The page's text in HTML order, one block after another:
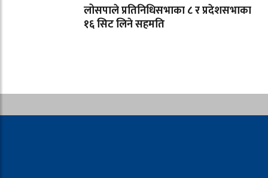
लोसपाले प्रतिनिधिसभाका ८ र प्रदेशसभाका
१६ सिट लिने सहमति